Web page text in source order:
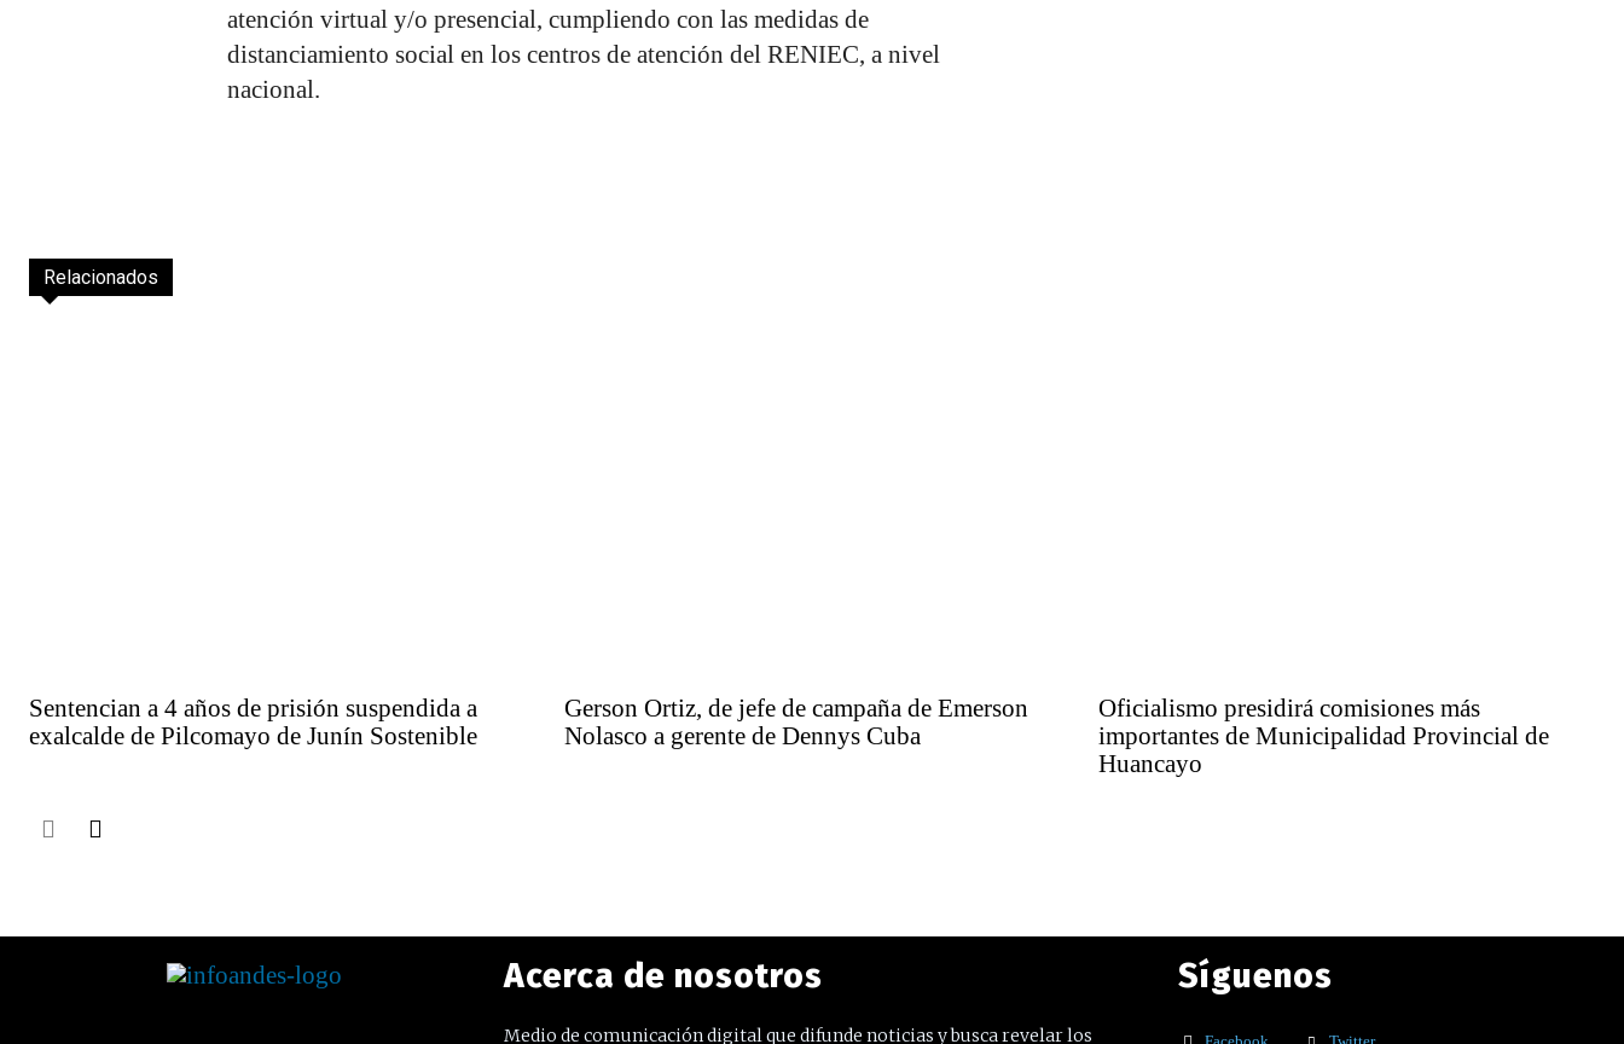
atención virtual y/o presencial, cumpliendo con las medidas de
distanciamiento social en los centros de atención del RENIEC, a nivel
nacional.
Relacionados
Sentencian a 4 años de prisión suspendida a
exalcalde de Pilcomayo de Junín Sostenible
Gerson Ortiz, de jefe de campaña de Emerson
Nolasco a gerente de Dennys Cuba
Oficialismo presidirá comisiones más
importantes de Municipalidad Provincial de
Huancayo
Acerca de nosotros
Medio de comunicación digital que difunde noticias y busca revelar los
Síguenos